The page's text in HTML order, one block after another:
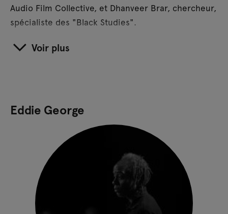
Audio Film Collective, et Dhanveer Brar, chercheur,
spécialiste des "Black Studies".
Voir plus
Eddie George